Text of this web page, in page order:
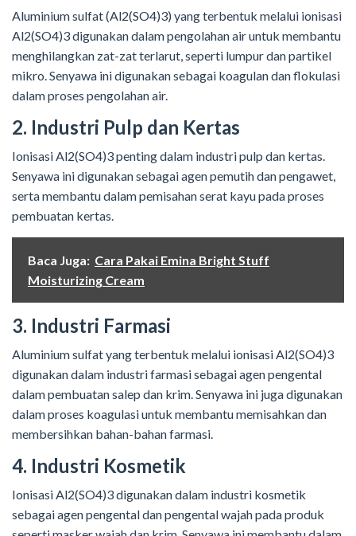
Aluminium sulfat (Al2(SO4)3) yang terbentuk melalui ionisasi
Al2(SO4)3 digunakan dalam pengolahan air untuk membantu
menghilangkan zat-zat terlarut, seperti lumpur dan partikel
mikro. Senyawa ini digunakan sebagai koagulan dan flokulasi
dalam proses pengolahan air.
2. Industri Pulp dan Kertas
Ionisasi Al2(SO4)3 penting dalam industri pulp dan kertas.
Senyawa ini digunakan sebagai agen pemutih dan pengawet,
serta membantu dalam pemisahan serat kayu pada proses
pembuatan kertas.
Baca Juga: Cara Pakai Emina Bright Stuff
Moisturizing Cream
3. Industri Farmasi
Aluminium sulfat yang terbentuk melalui ionisasi Al2(SO4)3
digunakan dalam industri farmasi sebagai agen pengental
dalam pembuatan salep dan krim. Senyawa ini juga digunakan
dalam proses koagulasi untuk membantu memisahkan dan
membersihkan bahan-bahan farmasi.
4. Industri Kosmetik
Ionisasi Al2(SO4)3 digunakan dalam industri kosmetik
sebagai agen pengental dan pengental wajah pada produk